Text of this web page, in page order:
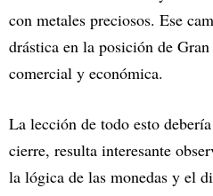
con metales preciosos. Ese
drástica en la posición de
comercial y económica.
La lección de todo esto
cierre, resulta interesante
la lógica de las monedas y el